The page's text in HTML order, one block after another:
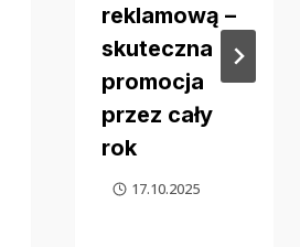
reklamową –
skuteczna
promocja
przez cały
rok
17.10.2025